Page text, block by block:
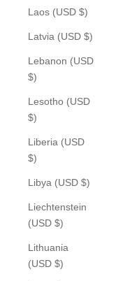
Laos (USD $)
Latvia (USD $)
Lebanon (USD
$)
Lesotho (USD
$)
Liberia (USD
$)
Libya (USD $)
Liechtenstein
(USD $)
Lithuania
(USD $)